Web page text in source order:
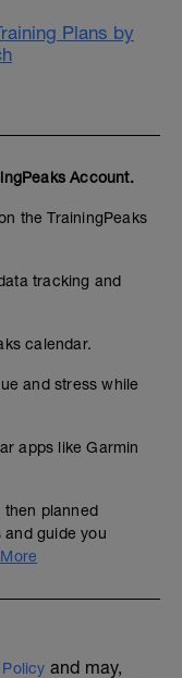
einbeinig
gegen
Plans by
Account.
the TrainingPeaks
tracking and
calendar.
and stress while
apps like Garmin
then planned
guide you
and may,